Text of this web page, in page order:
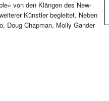
von den Klängen des New-
Künstler begleitet. Neben
Doug Chapman, Molly Gander